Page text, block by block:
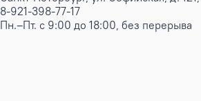
8-921-398-77-17
Пн.–Пт. с 9:00 до 18:00, без перерыва